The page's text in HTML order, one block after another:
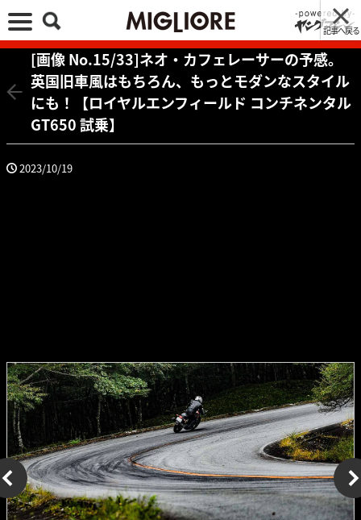
記事へ戻る
[画像 No.15/33]ネオ・カフェレーサーの予感。
英国旧車風はもちろん、もっとモダンなスタイル
にも！【ロイヤルエンフィールド コンチネンタル
GT650 試乗】
2023/10/19